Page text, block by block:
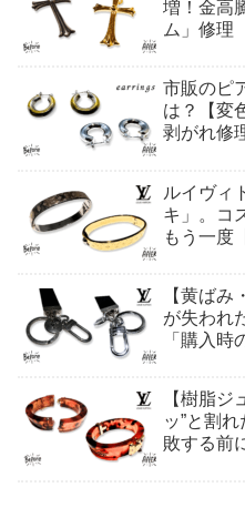
増！金高
ム」修理
市販のピ
は？【変
剥がれ修
ルイヴィ
キ」。コ
もう一度
【黄ば
が失われ
「購入時
【樹脂ジ
ッ”と割
敗する前